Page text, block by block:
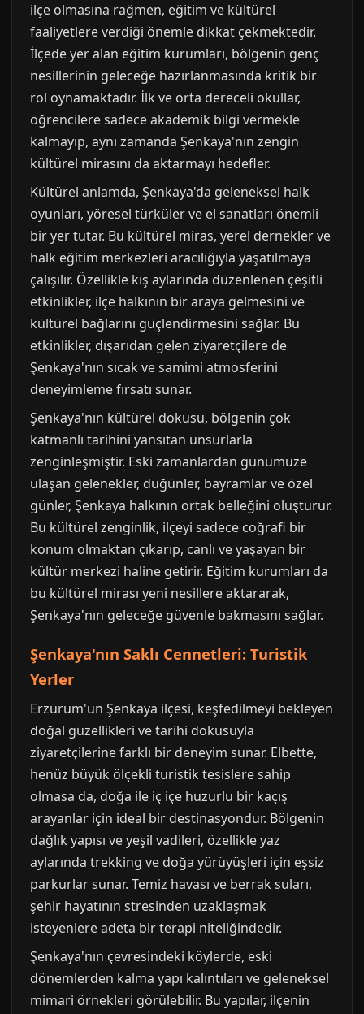
ilçe olmasına rağmen, eğitim ve kültürel
faaliyetlere verdiği önemle dikkat çekmektedir.
İlçede yer alan eğitim kurumları, bölgenin genç
nesillerinin geleceğe hazırlanmasında kritik bir
rol oynamaktadır. İlk ve orta dereceli okullar,
öğrencilere sadece akademik bilgi vermekle
kalmayıp, aynı zamanda Şenkaya'nın zengin
kültürel mirasını da aktarmayı hedefler.
Kültürel anlamda, Şenkaya'da geleneksel halk
oyunları, yöresel türküler ve el sanatları önemli
bir yer tutar. Bu kültürel miras, yerel dernekler ve
halk eğitim merkezleri aracılığıyla yaşatılmaya
çalışılır. Özellikle kış aylarında düzenlenen çeşitli
etkinlikler, ilçe halkının bir araya gelmesini ve
kültürel bağlarını güçlendirmesini sağlar. Bu
etkinlikler, dışarıdan gelen ziyaretçilere de
Şenkaya'nın sıcak ve samimi atmosferini
deneyimleme fırsatı sunar.
Şenkaya'nın kültürel dokusu, bölgenin çok
katmanlı tarihini yansıtan unsurlarla
zenginleşmiştir. Eski zamanlardan günümüze
ulaşan gelenekler, düğünler, bayramlar ve özel
günler, Şenkaya halkının ortak belleğini oluşturur.
Bu kültürel zenginlik, ilçeyi sadece coğrafi bir
konum olmaktan çıkarıp, canlı ve yaşayan bir
kültür merkezi haline getirir. Eğitim kurumları da
bu kültürel mirası yeni nesillere aktararak,
Şenkaya'nın geleceğe güvenle bakmasını sağlar.
Şenkaya'nın Saklı Cennetleri: Turistik
Yerler
Erzurum'un Şenkaya ilçesi, keşfedilmeyi bekleyen
doğal güzellikleri ve tarihi dokusuyla
ziyaretçilerine farklı bir deneyim sunar. Elbette,
henüz büyük ölçekli turistik tesislere sahip
olmasa da, doğa ile iç içe huzurlu bir kaçış
arayanlar için ideal bir destinasyondur. Bölgenin
dağlık yapısı ve yeşil vadileri, özellikle yaz
aylarında trekking ve doğa yürüyüşleri için eşsiz
parkurlar sunar. Temiz havası ve berrak suları,
şehir hayatının stresinden uzaklaşmak
isteyenlere adeta bir terapi niteliğindedir.
Şenkaya'nın çevresindeki köylerde, eski
dönemlerden kalma yapı kalıntıları ve geleneksel
mimari örnekleri görülebilir. Bu yapılar, ilçenin